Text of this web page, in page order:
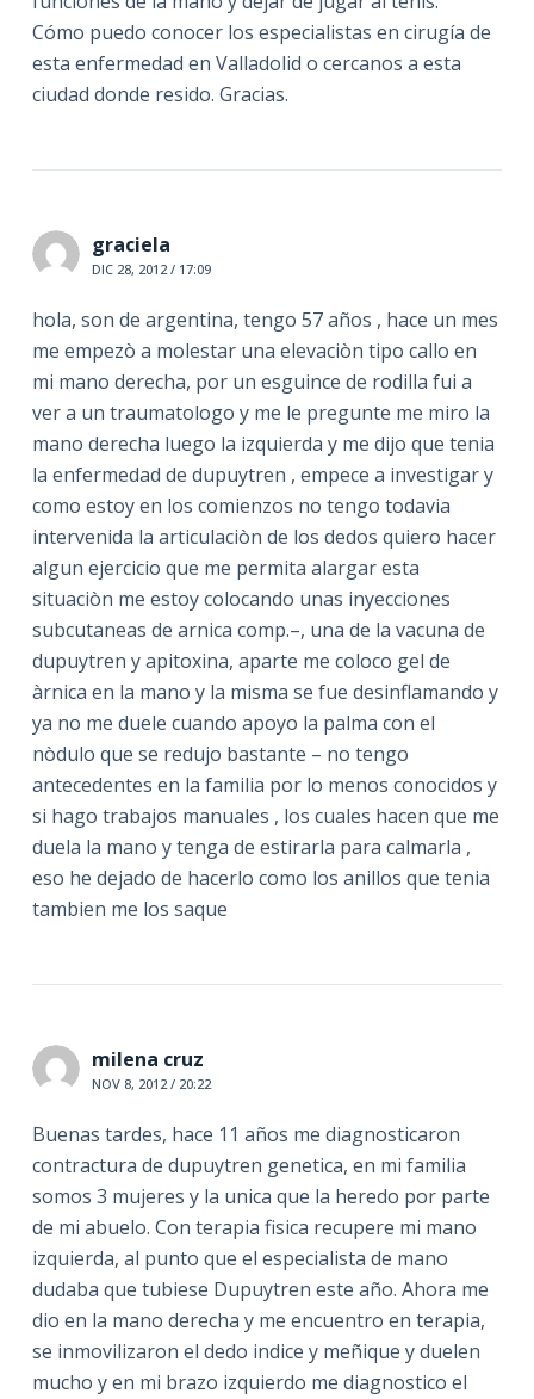
Cómo puedo conocer los especialistas en cirugía de
esta enfermedad en Valladolid o cercanos a esta
ciudad donde resido. Gracias.
graciela
DIC 28, 2012 / 17:09
hola, son de argentina, tengo 57 años , hace un mes
me empezò a molestar una elevaciòn tipo callo en
mi mano derecha, por un esguince de rodilla fui a
ver a un traumatologo y me le pregunte me miro la
mano derecha luego la izquierda y me dijo que tenia
la enfermedad de dupuytren , empece a investigar y
como estoy en los comienzos no tengo todavia
intervenida la articulaciòn de los dedos quiero hacer
algun ejercicio que me permita alargar esta
situaciòn me estoy colocando unas inyecciones
subcutaneas de arnica comp.–, una de la vacuna de
dupuytren y apitoxina, aparte me coloco gel de
àrnica en la mano y la misma se fue desinflamando y
ya no me duele cuando apoyo la palma con el
nòdulo que se redujo bastante – no tengo
antecedentes en la familia por lo menos conocidos y
si hago trabajos manuales , los cuales hacen que me
duela la mano y tenga de estirarla para calmarla ,
eso he dejado de hacerlo como los anillos que tenia
tambien me los saque
milena cruz
NOV 8, 2012 / 20:22
Buenas tardes, hace 11 años me diagnosticaron
contractura de dupuytren genetica, en mi familia
somos 3 mujeres y la unica que la heredo por parte
de mi abuelo. Con terapia fisica recupere mi mano
izquierda, al punto que el especialista de mano
dudaba que tubiese Dupuytren este año. Ahora me
dio en la mano derecha y me encuentro en terapia,
se inmovilizaron el dedo indice y meñique y duelen
mucho y en mi brazo izquierdo me diagnostico el